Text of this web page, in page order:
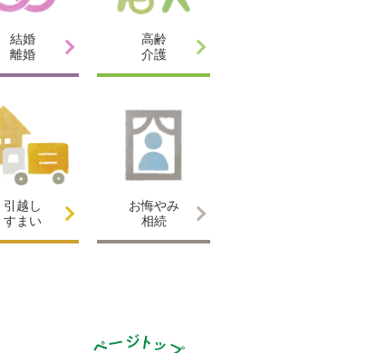
結婚
離婚
高齢
介護
引越し
すまい
お悔やみ
相続